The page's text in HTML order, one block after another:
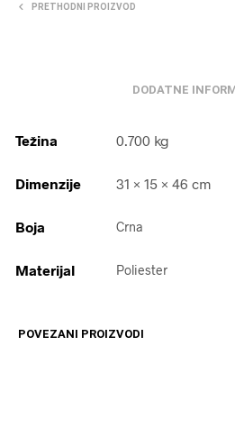
PRETHODNI PROIZVOD
DODATNE
Težina 0.700 kg
Dimenzije 31 × 15 × 46 cm
Boja Crna
Materijal Poliester
POVEZANI PROIZVODI